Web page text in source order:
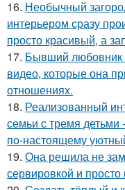
16. Необычный
интерьером сразу
просто красивый, а
17. Бывший любовник
видео, которые она
отношениях.
18. Реализованный
семьи с тремя
по-настоящему
19. Она решила не
сервировкой и